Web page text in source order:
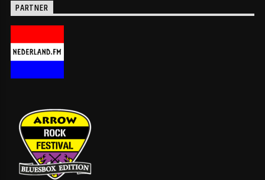
PARTNER